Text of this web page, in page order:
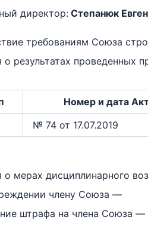
директор: Степанюк
требованиям Союза
о результатах проведенных
Номер и дата
№ 74 от 17.07.2019
о мерах дисциплинарного
члену Союза —
штрафа на члена Союза —